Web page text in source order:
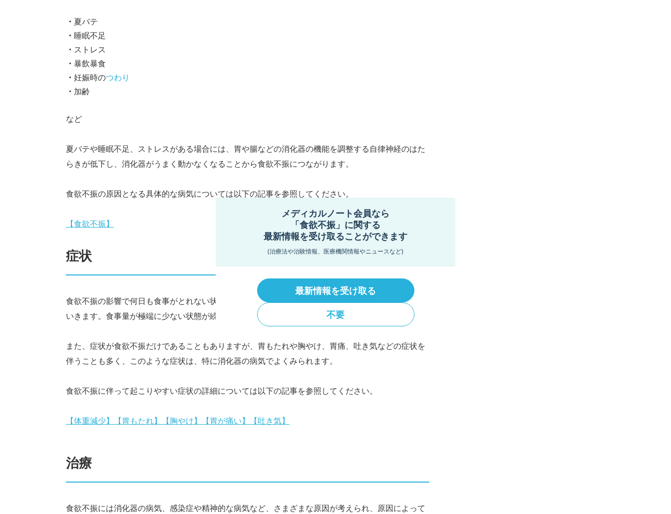
メディカルノート会員なら
「食欲不振」に関する
最新情報を受け取ることができます
(治療法や治験情報、医療機関情報やニュースなど)
最新情報を受け取る
不要
夏バテ
睡眠不足
ストレス
暴飲暴食
妊娠時のつわり
加齢
など
夏バテや睡眠不足、ストレスがある場合には、胃や腸などの消化器の機能を調整する自律神経のはた
らきが低下し、消化器がうまく動かなくなることから食欲不振につながります。
食欲不振の原因となる具体的な病気については以下の記事を参照してください。
【食欲不振】
症状
食欲不振の影響で何日も食事がとれない状態が続くと、カロリー摂取量の減少に伴って体重が減って
いきます。食事量が極端に少ない状態が続けば、大幅に体重が減少することもあります。
また、症状が食欲不振だけであることもありますが、胃もたれや胸やけ、胃痛、吐き気などの症状を
伴うことも多く、このような症状は、特に消化器の病気でよくみられます。
食欲不振に伴って起こりやすい症状の詳細については以下の記事を参照してください。
【体重減少】 【胃もたれ】 【胸やけ】 【胃が痛い】 【吐き気】
治療
食欲不振には消化器の病気、感染症や精神的な病気など、さまざまな原因が考えられ、原因によって